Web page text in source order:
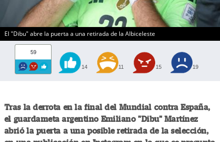
El "Dibu" abre la puerta a una retirada de la Albiceleste
59
14 11 15 19
Tras la derrota en la final del Mundial contra España,
el guardameta argentino Emiliano "Dibu" Martínez
abrió la puerta a una posible retirada de la selección,